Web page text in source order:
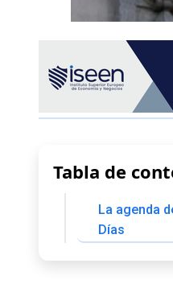
Tabla de
La agenda
Días